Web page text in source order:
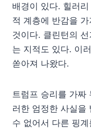
배경이 있다. 힐러
적 계층에 반감을
것이다. 클린턴의
는 지적도 있다. 이
쏟아져 나왔다.
트럼프 승리를 가짜
러한 엄정한 사실을
수 없어서 다른 핑